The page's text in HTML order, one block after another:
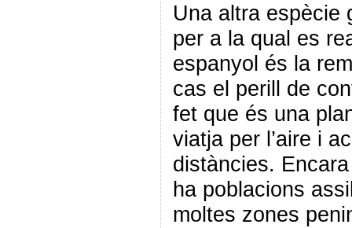
Una altra espècie
per a la qual es
espanyol és la
cas el perill de
fet que és una
viatja per l’aire i
distàncies.
ha poblacions
moltes zones